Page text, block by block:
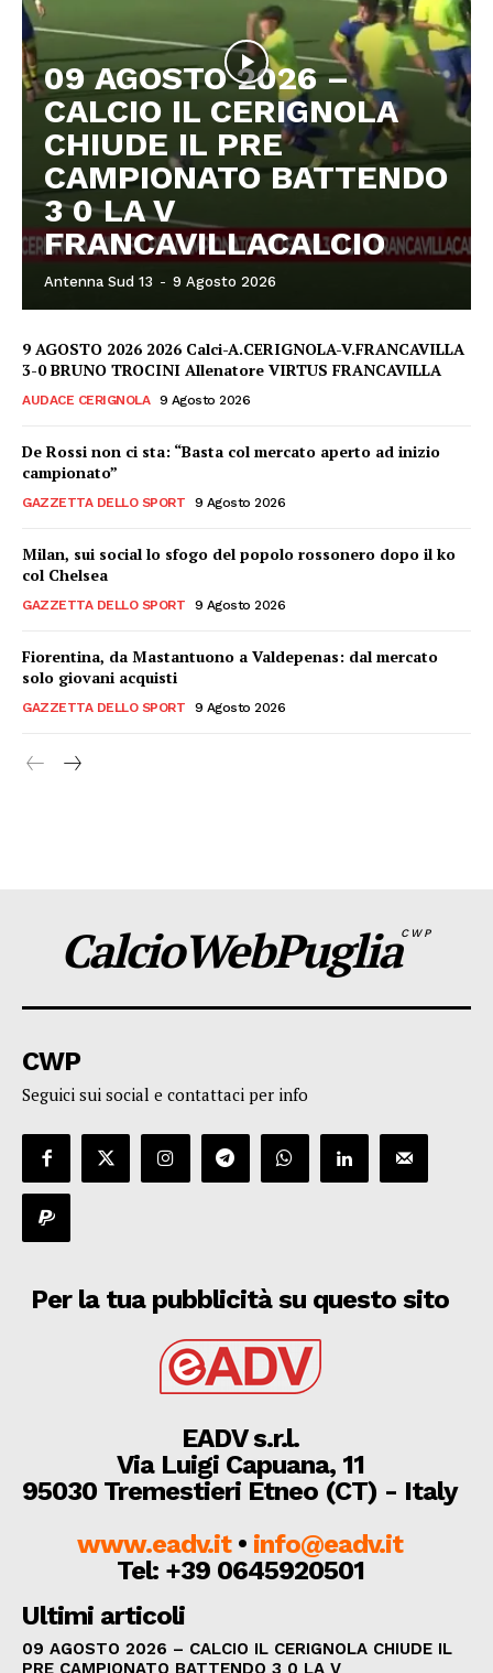
09 AGOSTO 2026 –
CALCIO IL CERIGNOLA
CHIUDE IL PRE
CAMPIONATO BATTENDO
3 0 LA V
FRANCAVILLACALCIO
Antenna Sud 13 - 9 Agosto 2026
9 AGOSTO 2026 2026 Calci-A.CERIGNOLA-V.FRANCAVILLA
3-0 BRUNO TROCINI Allenatore VIRTUS FRANCAVILLA
AUDACE CERIGNOLA 9 Agosto 2026
De Rossi non ci sta: “Basta col mercato aperto ad inizio
campionato”
GAZZETTA DELLO SPORT 9 Agosto 2026
Milan, sui social lo sfogo del popolo rossonero dopo il ko
col Chelsea
GAZZETTA DELLO SPORT 9 Agosto 2026
Fiorentina, da Mastantuono a Valdepenas: dal mercato
solo giovani acquisti
GAZZETTA DELLO SPORT 9 Agosto 2026
CalcioWebPugliaCWP
CWP
Seguici sui social e contattaci per info
Per la tua pubblicità su questo sito
EADV s.r.l.
Via Luigi Capuana, 11
95030 Tremestieri Etneo (CT) - Italy
www.eadv.it• info@eadv.it
Tel: +39 0645920501
Ultimi articoli
09 AGOSTO 2026 – CALCIO IL CERIGNOLA CHIUDE IL
PRE CAMPIONATO BATTENDO 3 0 LA V